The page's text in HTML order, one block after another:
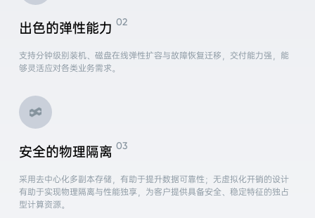
出色的弹性能力
支持分钟级别装机、磁盘在线弹性扩容与故障恢复迁移，交付能力强，能
够灵活应对各类业务需求。
安全的物理隔离
采用去中心化多副本存储，有助于提升数据可靠性；无虚拟化开销的设计
有助于实现物理隔离与性能独享，为客户提供具备安全、稳定特征的独占
型计算资源。